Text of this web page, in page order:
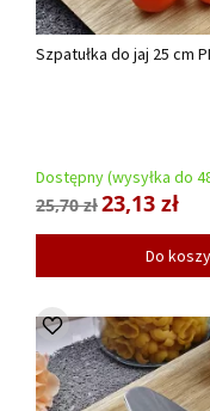
Szpatułka do jaj 25 cm
Dostępny (wysyłka do
25,70 zł23,13 zł
Do